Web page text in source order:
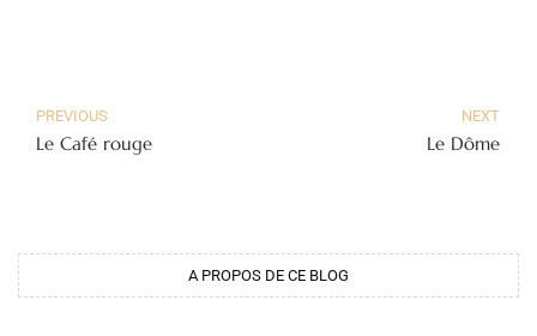
PREVIOUS
Le Café rouge
NEXT
Le Dôme
A PROPOS DE CE BLOG